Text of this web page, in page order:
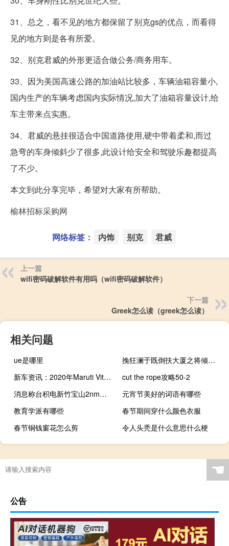
31、总之，看不见的地方都保留了别克gs的优点，而看得
见的地方则是各有所爱。
32、别克君威的外形更适合做公务/商务用车。
33、因为美国高速公路的加油站比较多，车辆油箱容量小,
国内生产的车辆考虑国内实际情况,加大了油箱容量设计,给
车主带来点实惠。
34、君威的悬挂很适合中国道路使用,硬中带着柔和,而过
急弯的车身倾斜少了很多,此设计给安全和驾驶乐趣都提高
了不少。
本文到此分享完毕，希望对大家有所帮助。
榆林招标采购网
网络标签： 内饰 别克 君威
上一篇
wifi密码破解软件有用吗（wifi密码破解软件）
下一篇
Greek怎么读（greek怎么读）
相关问题
ue是哪里
挽狂澜于既倒扶大厦之将倾（挽狂澜于既倒）
新车资讯：2020年Maruti Vitara Brezza亮相汽车博览会
cut the rope攻略50-2
消息称台积电新竹宝山2nm厂建设计划放缓 将推迟至2026年量产
元宵节美好的词语有哪些
教育学派有哪些
春节期间穿什么颜色衣服
春节铜钱窗花怎么剪
令人头秃是什么意思什么梗
☚
公告